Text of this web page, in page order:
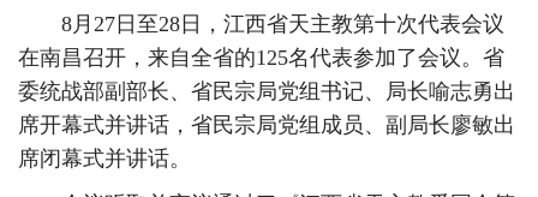
8月27日至28日，江西省天主教第十次代表会议
在南昌召开，来自全省的125名代表参加了会议。省
委统战部副部长、省民宗局党组书记、局长喻志勇出
席开幕式并讲话，省民宗局党组成员、副局长廖敏出
席闭幕式并讲话。